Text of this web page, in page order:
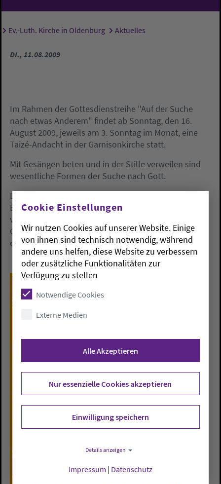
Sie sind hier:
Ev.-Luth. Kirche in Oldenburg Aktuelles
DI., 11.08.2009
Im Rahmen der Gottesdienstreihe "Auf der Suche
nach etwas Anderem" findet ab Sonntag, den 16.
August 2009, jeweils am 3. Sonntag im Monat, eine
Taizé-Andacht in der Garnisonkirche statt.
Mit Gesängen beten und in der Stille verweilen sind
wesentliche Formen der Suche nach Gott.
Die Taizé-Andacht lädt um 18 Uhr Jugendliche und
Erwachsene ein, still in der Gegenwart Gottes zu
verweilen und mit einfachen, mehrstimmigen
Gesängen, Ansingen ab 17.40 Uhr, in den Lobpreis
einzustimmen.
Cookie Einstellungen
Wir nutzen Cookies auf unserer Website. Einige
von ihnen sind technisch notwendig, während
andere uns helfen, diese Website zu verbessern
oder zusätzliche Funktionalitäten zur
Verfügung zu stellen
Notwendige Cookies
Externe Medien
Alle Akzeptieren
Nur essenzielle Cookies akzeptieren
Einwilligung speichern
Details anzeigen
Impressum | Datenschutz